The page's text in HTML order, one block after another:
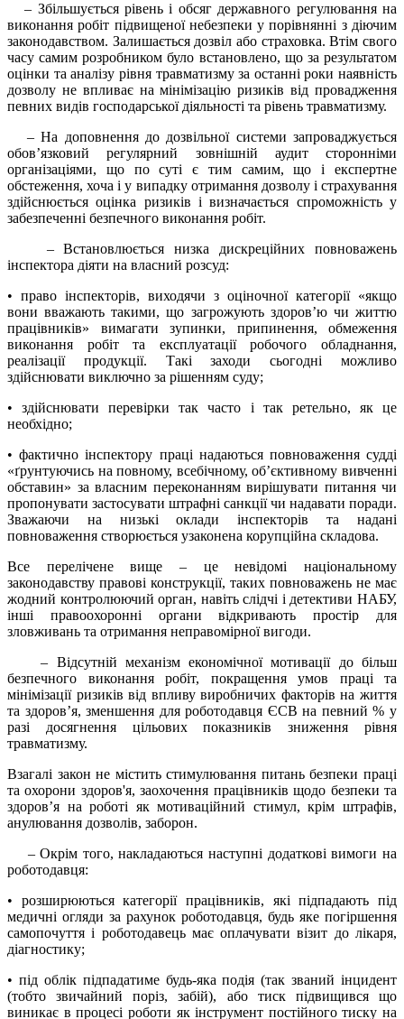
– Збільшується рівень і обсяг державного регулювання на
виконання робіт підвищеної небезпеки у порівнянні з діючим
законодавством. Залишається дозвіл або страховка. Втім свого
часу самим розробником було встановлено, що за результатом
оцінки та аналізу рівня травматизму за останні роки наявність
дозволу не впливає на мінімізацію ризиків від провадження
певних видів господарської діяльності та рівень травматизму.
– На доповнення до дозвільної системи запроваджується
обов’язковий регулярний зовнішній аудит сторонніми
організаціями, що по суті є тим самим, що і експертне
обстеження, хоча і у випадку отримання дозволу і страхування
здійснюється оцінка ризиків і визначається спроможність у
забезпеченні безпечного виконання робіт.
– Встановлюється низка дискреційних повноважень
інспектора діяти на власний розсуд:
• право інспекторів, виходячи з оціночної категорії «якщо
вони вважають такими, що загрожують здоров’ю чи життю
працівників» вимагати зупинки, припинення, обмеження
виконання робіт та експлуатації робочого обладнання,
реалізації продукції. Такі заходи сьогодні можливо
здійснювати виключно за рішенням суду;
• здійснювати перевірки так часто і так ретельно, як це
необхідно;
• фактично інспектору праці надаються повноваження судді
«ґрунтуючись на повному, всебічному, об’єктивному вивченні
обставин» за власним переконанням вирішувати питання чи
пропонувати застосувати штрафні санкції чи надавати поради.
Зважаючи на низькі оклади інспекторів та надані
повноваження створюється узаконена корупційна складова.
Все перелічене вище – це невідомі національному
законодавству правові конструкції, таких повноважень не має
жодний контролюючий орган, навіть слідчі і детективи НАБУ,
інші правоохоронні органи відкривають простір для
зловживань та отримання неправомірної вигоди.
– Відсутній механізм економічної мотивації до більш
безпечного виконання робіт, покращення умов праці та
мінімізації ризиків від впливу виробничих факторів на життя
та здоров’я, зменшення для роботодавця ЄСВ на певний % у
разі досягнення цільових показників зниження рівня
травматизму.
Взагалі закон не містить стимулювання питань безпеки праці
та охорони здоров'я, заохочення працівників щодо безпеки та
здоров’я на роботі як мотиваційний стимул, крім штрафів,
анулювання дозволів, заборон.
– Окрім того, накладаються наступні додаткові вимоги на
роботодавця:
• розширюються категорії працівників, які підпадають під
медичні огляди за рахунок роботодавця, будь яке погіршення
самопочуття і роботодавець має оплачувати візит до лікаря,
діагностику;
• під облік підпадатиме будь-яка подія (так званий інцидент
(тобто звичайний поріз, забій), або тиск підвищився що
виникає в процесі роботи як інструмент постійного тиску на